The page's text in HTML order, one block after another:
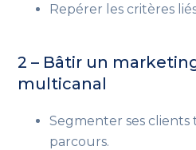
Repérer les critères
2 – Bâtir un
multicanal
Segmenter ses
parcours.